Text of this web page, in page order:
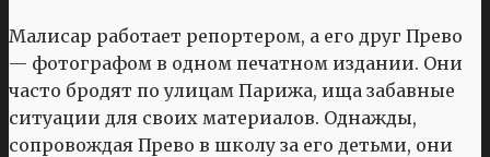
Малисар работает репортером, а его друг Прево
— фотографом в одном печатном издании. Они
часто бродят по улицам Парижа, ища забавные
ситуации для своих материалов. Однажды,
сопровождая Прево в школу за его детьми, они